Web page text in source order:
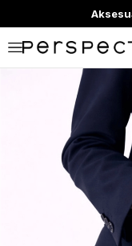
Aksesuarlar &